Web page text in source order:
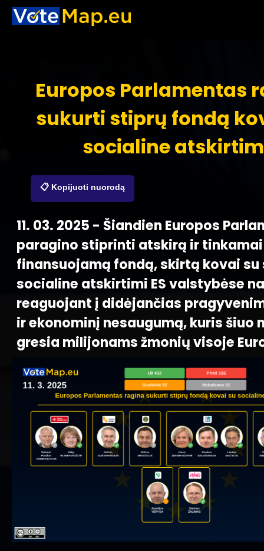
Europos Parlamentas
sukurti stiprų fondą
socialine
📋 Kopijuoti nuorodą
11. 03. 2025 - Šiandien Europos
paragino stiprinti atskirą ir tinkamai
finansuojamą fondą, skirtą kovai su
socialine atskirtimi ES valstybėse
reaguojant į didėjančias
ir ekonominį nesaugumą, kuris šiuo
gresia milijonams žmonių visoje